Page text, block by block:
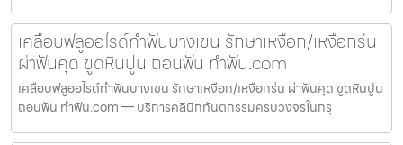
เคลือบฟลูออไรด์ทำฟันบางเขน รักษาเหงือก/เหงือกร่น
ผ่าฟันคุด ขูดหินปูน ถอนฟัน ทำฟัน.com
เคลือบฟลูออไรด์ทำฟันบางเขน รักษาเหงือก/เหงือกร่น ผ่าฟันคุด ขูดหินปูน
ถอนฟัน ทำฟัน.com — บริการคลินิกทันตกรรมครบวงจรในกรุ